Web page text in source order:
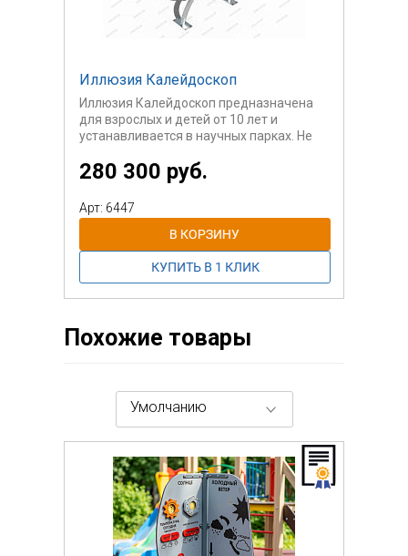
Иллюзия Калейдоскоп
Иллюзия Калейдоскоп предназначена
для взрослых и детей от 10 лет и
устанавливается в научных парках. Не
Для просмотра изображений следует
повернуть Калейдоскоп так, чтобы он
смотрел в сторону солнца, для
изменения изображений следует
повернуть кольцо с окуляром.
280 300 руб.
Арт: 6447
Похожие товары
Умолчанию